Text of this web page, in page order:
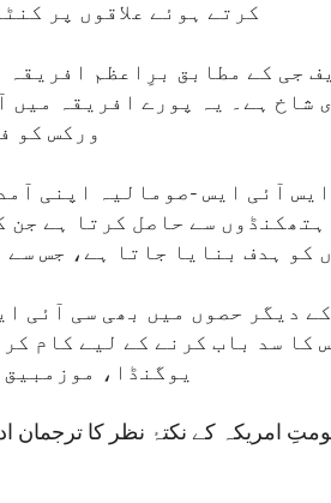
کرتے ہوئے علاقوں پر
جی کے مطابق برِاعظم
شاخ ہے۔ یہ پورے افریقہ میں
ورکس کو
ایس آئی ایس -صومالیہ اپنی
ہتھکنڈوں سے حاصل کرتا ہے
کو ہدف بنایا جاتا ہے، جس سے
دیگر حصوں میں بھی سی آئی
کا سد باب کرنے کے لیے کام
یوگنڈا،